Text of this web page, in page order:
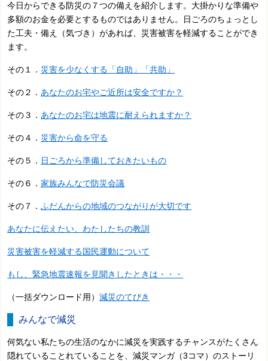
今日からできる防災の７つの備えを紹介します。大掛かりな準備や
多額のお金を必要とするものではありません。日ごろのちょっとし
た工夫・備え（気づき）があれば、災害被害を軽減することができ
ます。
その１． 災害を少なくする「自助」「共助」
その２．あなたのお宅やご近所は安全ですか？
その３．あなたのお宅は地震に耐えられますか？
その４． 災害から命を守る
その５． 日ごろから準備しておきたいもの
その６．家族みんなで防災会議
その７．ふだんからの地域のつながりが大切です
あなたに伝えたい、わたしたちの教訓
災害被害を軽減する国民運動について
もし、緊急地震速報を見聞きしたときは・・・
（一括ダウンロード用）減災のてびき
みんなで減災
何気ない私たちの生活のなかに減災を実践するチャンスがたくさん
隠れていることれていることを、減災マンガ（3コマ）のストーリ